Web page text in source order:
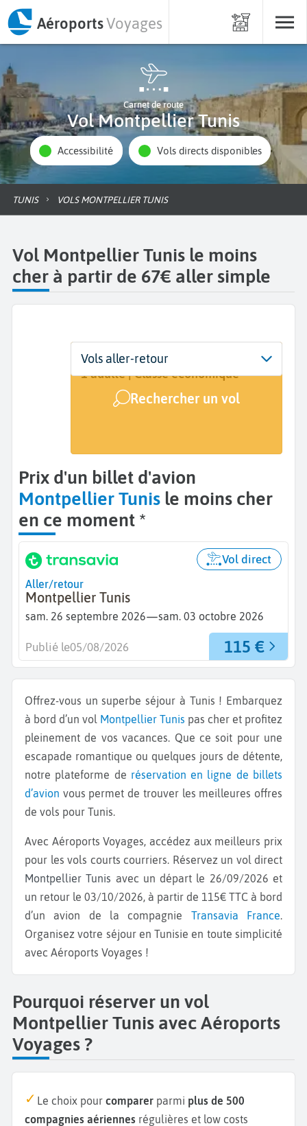
AéroportsVoyages
Carnet de route
Vol Montpellier Tunis
Accessibilité Vols directs disponibles
TUNIS VOLS MONTPELLIER TUNIS
Vol Montpellier Tunis le moins
cher à partir de 67€ aller simple
Départ
Montpellier (MPL)
Dates
Dates de votre voyage
Voyageurs | Classe
1 adulte | Classe économique
Rechercher un vol
Vols aller-retour
Prix d'un billet d'avion
Montpellier Tunis le moins cher
en ce moment *
Aller/retour
Montpellier Tunis
sam. 26 septembre 2026—sam. 03 octobre 2026
Vol direct
115 €
Publié le05/08/2026
Offrez-vous un superbe séjour à Tunis ! Embarquez
à bord d’un vol Montpellier Tunis pas cher et profitez
pleinement de vos vacances. Que ce soit pour une
escapade romantique ou quelques jours de détente,
notre plateforme de réservation en ligne de billets
d’avion vous permet de trouver les meilleures offres
de vols pour Tunis.
Avec Aéroports Voyages, accédez aux meilleurs prix
pour les vols courts courriers. Réservez un vol direct
Montpellier Tunis avec un départ le 26/09/2026 et
un retour le 03/10/2026, à partir de 115€ TTC à bord
d’un avion de la compagnie Transavia France.
Organisez votre séjour en Tunisie en toute simplicité
avec Aéroports Voyages !
Pourquoi réserver un vol
Montpellier Tunis avec Aéroports
Voyages ?
Le choix pour comparer parmi plus de 500
compagnies aériennes régulières et low costs